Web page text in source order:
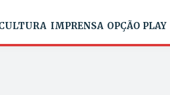
IMPRENSA OPÇÃO PLAY